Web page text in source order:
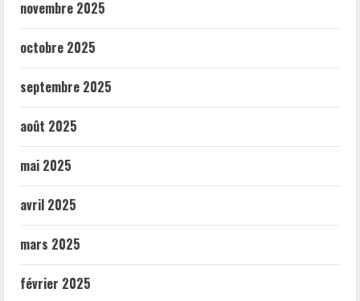
novembre 2025
octobre 2025
septembre 2025
août 2025
mai 2025
avril 2025
mars 2025
février 2025